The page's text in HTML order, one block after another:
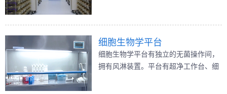
套齐全的蛋白质组学技术平台。免疫印
迹WB蛋白定量检测是实验室最常规、
最基本的蛋白质检测方法。
细胞生物学平台
细胞生物学平台有独立的无菌操作间，
拥有风淋装置。平台有超净工作台、细